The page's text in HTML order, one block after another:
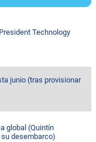
Technology
junio (tras provisionar
global (Quintín
desembarco)